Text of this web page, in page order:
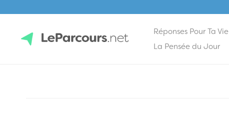
Réponses Pour Ta Vie
La Pensée du Jour